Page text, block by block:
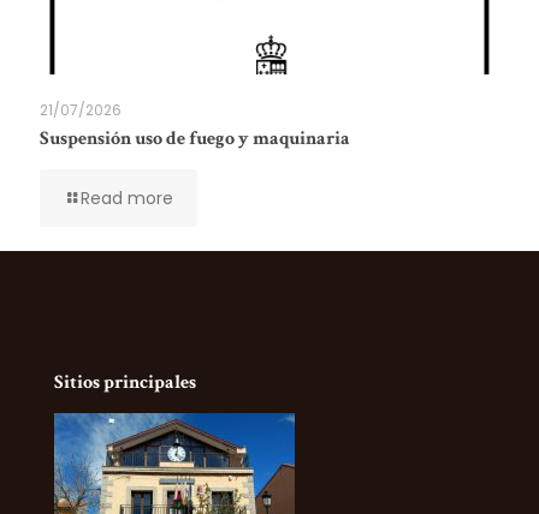
21/07/2026
Suspensión uso de fuego y maquinaria
Read more
Sitios principales